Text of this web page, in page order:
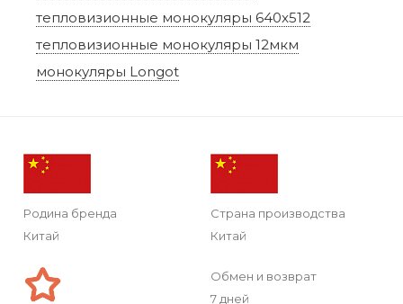
тепловизионные монокуляры 640x512
тепловизионные монокуляры 12мкм
монокуляры Longot
Родина бренда
Китай
Страна производства
Китай
Обмен и возврат
7 дней